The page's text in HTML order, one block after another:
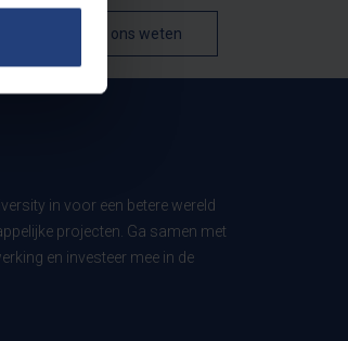
Laat het ons weten
in voor een betere wereld
projecten. Ga samen met
en investeer mee in de